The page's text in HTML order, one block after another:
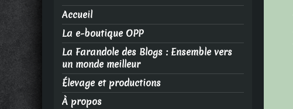
Accueil
La e-boutique OPP
La Farandole des Blogs : Ensemble vers
un monde meilleur
Élevage et productions
À propos